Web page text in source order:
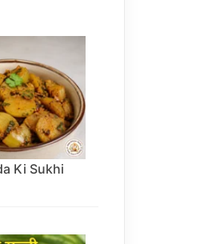
Ki Sukhi